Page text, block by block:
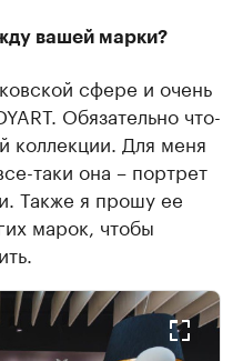
вашей марки?
сфере и очень
Обязательно что-
коллекции. Для меня
таки она – портрет
Также я прошу ее
марок, чтобы